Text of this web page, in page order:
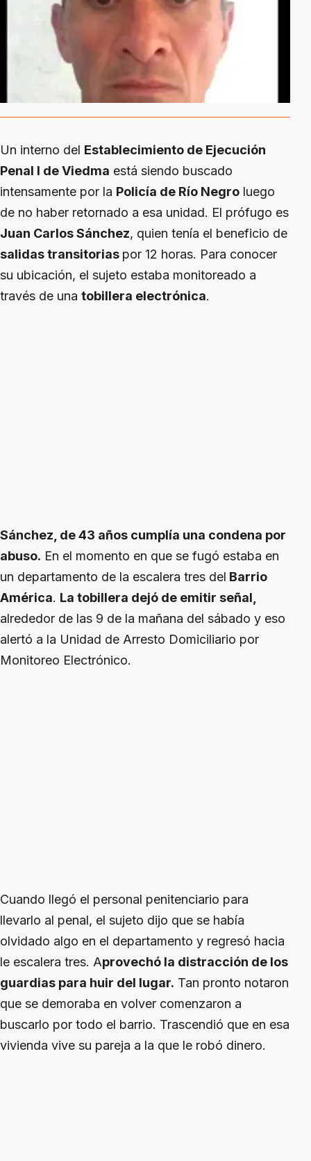
Un interno del Establecimiento de Ejecución
Penal I de Viedma está siendo buscado
intensamente por la Policía de Río Negro luego
de no haber retornado a esa unidad. El prófugo es
Juan Carlos Sánchez, quien tenía el beneficio de
salidas transitorias por 12 horas. Para conocer
su ubicación, el sujeto estaba monitoreado a
través de una tobillera electrónica.
Sánchez, de 43 años cumplía una condena por
abuso. En el momento en que se fugó estaba en
un departamento de la escalera tres del Barrio
América. La tobillera dejó de emitir señal,
alrededor de las 9 de la mañana del sábado y eso
alertó a la Unidad de Arresto Domiciliario por
Monitoreo Electrónico.
Cuando llegó el personal penitenciario para
llevarlo al penal, el sujeto dijo que se había
olvidado algo en el departamento y regresó hacia
le escalera tres. Aprovechó la distracción de los
guardias para huir del lugar. Tan pronto notaron
que se demoraba en volver comenzaron a
buscarlo por todo el barrio. Trascendió que en esa
vivienda vive su pareja a la que le robó dinero.